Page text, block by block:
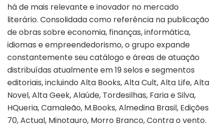
há de mais relevante e inovador no mercado
literário. Consolidada como referência na publicação
de obras sobre economia, finanças, informática,
idiomas e empreendedorismo, o grupo expande
constantemente seu catálogo e áreas de atuação
distribuídas atualmente em 19 selos e segmentos
editoriais, incluindo Alta Books, Alta Cult, Alta Life, Alta
Novel, Alta Geek, Alaúde, Tordesilhas, Faria e Silva,
HQueria, Camaleão, M.Books, Almedina Brasil, Edições
70, Actual, Minotauro, Morro Branco, Contra o vento.